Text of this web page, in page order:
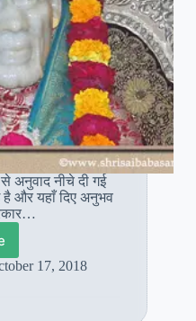
अनुवाद नीचे दी गई
है और यहाँ दिए अनुभव
17, 2018